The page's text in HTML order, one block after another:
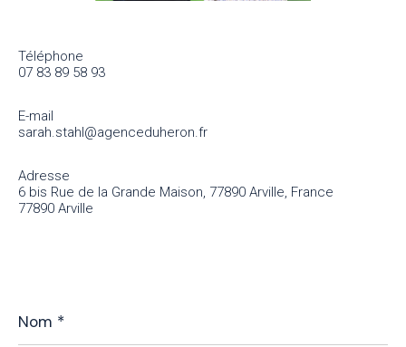
Téléphone
07 83 89 58 93
E-mail
sarah.stahl@agenceduheron.fr
Adresse
6 bis Rue de la Grande Maison, 77890 Arville, France
77890 Arville
*